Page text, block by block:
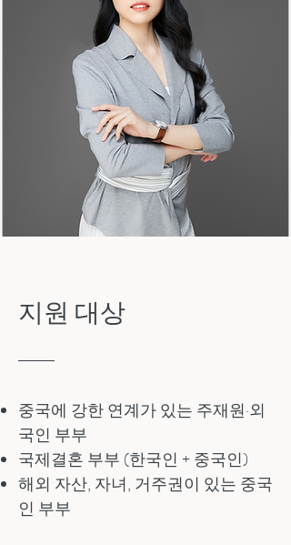
지원 대상
중국에 강한 연계가 있는 주재원·외
국인 부부
국제결혼 부부 (한국인 + 중국인)
해외 자산, 자녀, 거주권이 있는 중국
인 부부